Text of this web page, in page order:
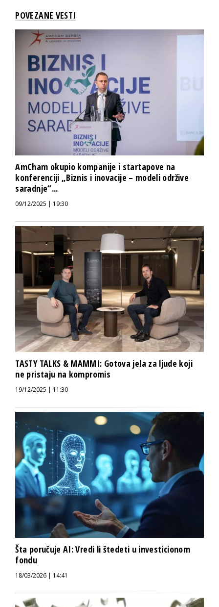
POVEZANE VESTI
AmCham okupio kompanije i startapove na
konferenciji „Biznis i inovacije – modeli održive
saradnje“...
09/12/2025 | 19:30
TASTY TALKS & MAMMI: Gotova jela za ljude koji
ne pristaju na kompromis
19/12/2025 | 11:30
Šta poručuje AI: Vredi li štedeti u investicionom
fondu
18/03/2026 | 14:41